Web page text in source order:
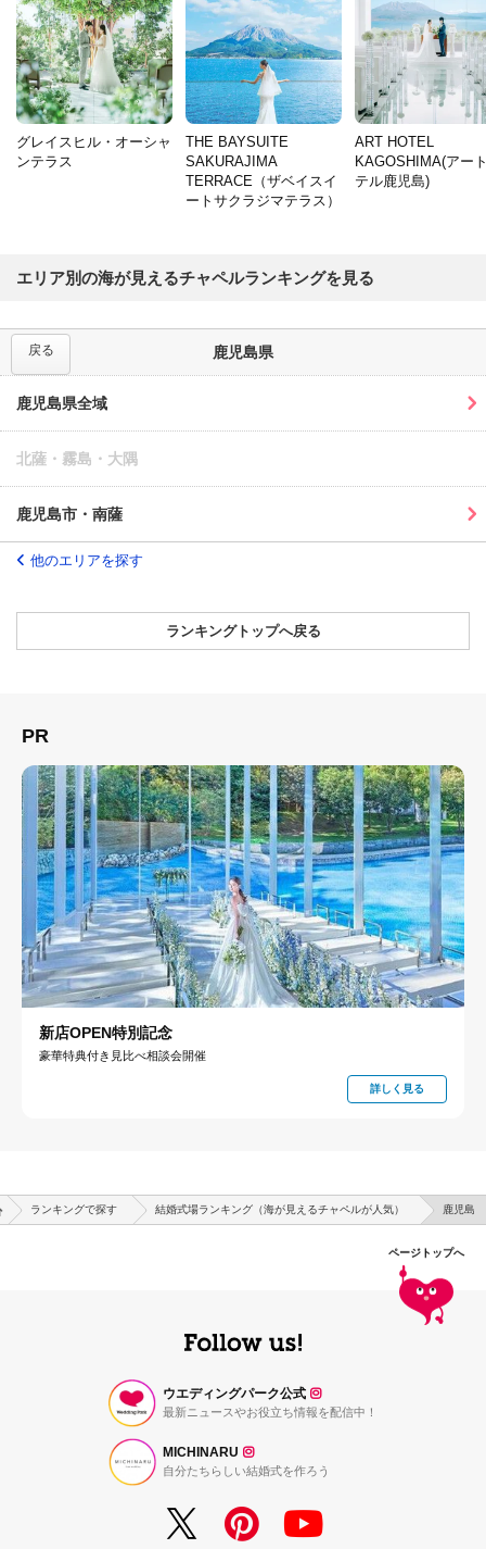
グレイスヒル・オーシャ
ンテラス
THE BAYSUITE
SAKURAJIMA
TERRACE（ザベイスイ
ートサクラジマテラス）
ART HOTEL
KAGOSHIMA(アー
テル鹿児島)
エリア別の海が見えるチャペルランキングを見る
鹿児島県
戻る
鹿児島県全域
北薩・霧島・大隅
鹿児島市・南薩
他のエリアを探す
ランキングトップへ戻る
PR
新店OPEN特別記念
豪華特典付き見比べ相談会開催
詳しく見る
ランキングで探す 結婚式場ランキング（海が見えるチャペルが人気） 鹿児島
ページトップへ
ウエディングパーク公式
最新ニュースやお役立ち情報を配信中！
MICHINARU
自分たちらしい結婚式を作ろう